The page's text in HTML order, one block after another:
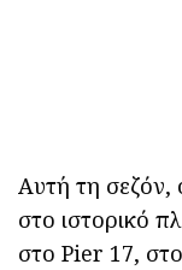
Αυτή τη σεζόν,
στο ιστορικό
στο Pier 17,